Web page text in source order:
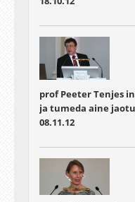
prof Peeter Tenjes
ja tumeda aine
08.11.12